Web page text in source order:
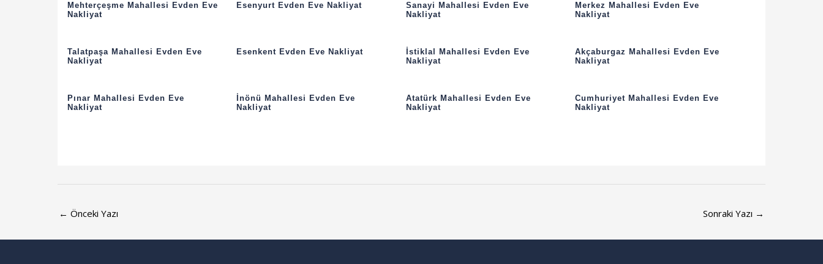
Mehterçeşme Mahallesi Evden Eve
Nakliyat
Esenyurt Evden Eve Nakliyat
Sanayi Mahallesi Evden Eve
Nakliyat
Merkez Mahallesi Evden Eve
Nakliyat
Talatpaşa Mahallesi Evden Eve
Nakliyat
Esenkent Evden Eve Nakliyat
İstiklal Mahallesi Evden Eve
Nakliyat
Akçaburgaz Mahallesi Evden Eve
Nakliyat
Pınar Mahallesi Evden Eve
Nakliyat
İnönü Mahallesi Evden Eve
Nakliyat
Atatürk Mahallesi Evden Eve
Nakliyat
Cumhuriyet Mahallesi Evden Eve
Nakliyat
← Önceki Yazı Sonraki Yazı →